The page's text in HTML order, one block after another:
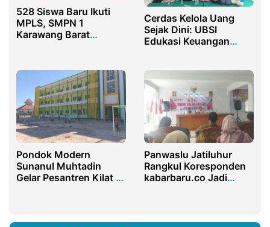
528 Siswa Baru Ikuti
MPLS, SMPN 1
Karawang Barat
Cerdas Kelola Uang
Sejak Dini: UBSI
Edukasi Keuangan
Pondok Modern
Sunanul Muhtadin
Gelar Pesantren Kilat di
Panwaslu Jatiluhur
Rangkul Koresponden
kabarbaru.co Jadi